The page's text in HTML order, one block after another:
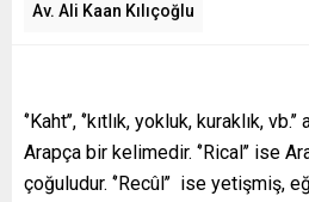
Av. Ali Kaan Kılıçoğlu
‘’Kaht’’, ‘’kıtlık, yokluk, kuraklık,
Arapça bir kelimedir. ‘’Rical’’ ise
çoğuludur. ‘’Recûl’’ ise yetişmiş,